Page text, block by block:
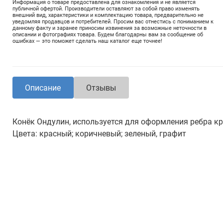
Информация о товаре предоставлена для ознакомления и не является
публичной офертой. Производители оставляют за собой право изменять
внешний вид, характеристики и комплектацию товара, предварительно не
уведомляя продавцов и потребителей. Просим вас отнестись с пониманием к
данному факту и заранее приносим извинения за возможные неточности в
описании и фотографиях товара. Будем благодарны вам за сообщение об
ошибках — это поможет сделать наш каталог еще точнее!
Описание Отзывы
Конёк Ондулин, используется для оформления ребра
Цвета: красный; коричневый; зеленый, графит